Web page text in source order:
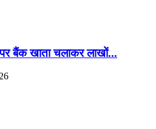
बैंक खाता चलाकर लाखों...